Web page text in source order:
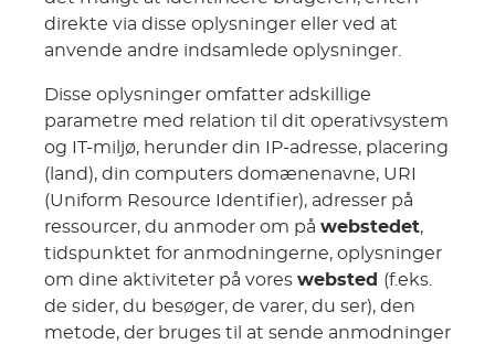
direkte via disse oplysninger eller ved at
anvende andre indsamlede oplysninger.
Disse oplysninger omfatter adskillige
parametre med relation til dit operativsystem
og IT-miljø, herunder din IP-adresse, placering
(land), din computers domænenavne, URI
(Uniform Resource Identifier), adresser på
ressourcer, du anmoder om på webstedet,
tidspunktet for anmodningerne, oplysninger
om dine aktiviteter på vores websted (f.eks.
de sider, du besøger, de varer, du ser), den
metode, der bruges til at sende anmodninger